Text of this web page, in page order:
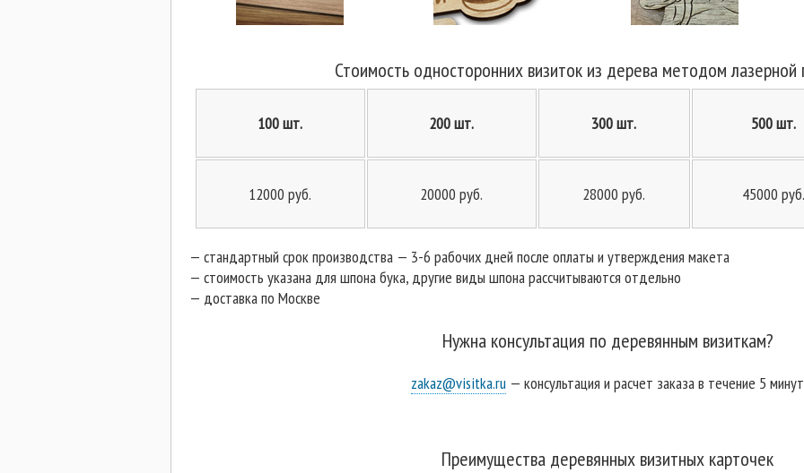
Стоимость односторонних визиток из дерева методом лазерной
100 шт. 200 шт. 300 шт. 500 шт.
12000 руб. 20000 руб. 28000 руб. 45000 руб.
— стандартный срок производства — 3-6 рабочих дней после оплаты и утверждения макета
— стоимость указана для шпона бука, другие виды шпона рассчитываются отдельно
— доставка по Москве
Нужна консультация по деревянным визиткам?
zakaz@visitka.ru — консультация и расчет заказа в течение 5 минут
Преимущества деревянных визитных карточек